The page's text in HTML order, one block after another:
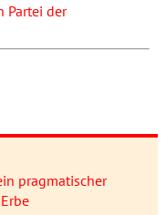
Partei der
pragmatischer